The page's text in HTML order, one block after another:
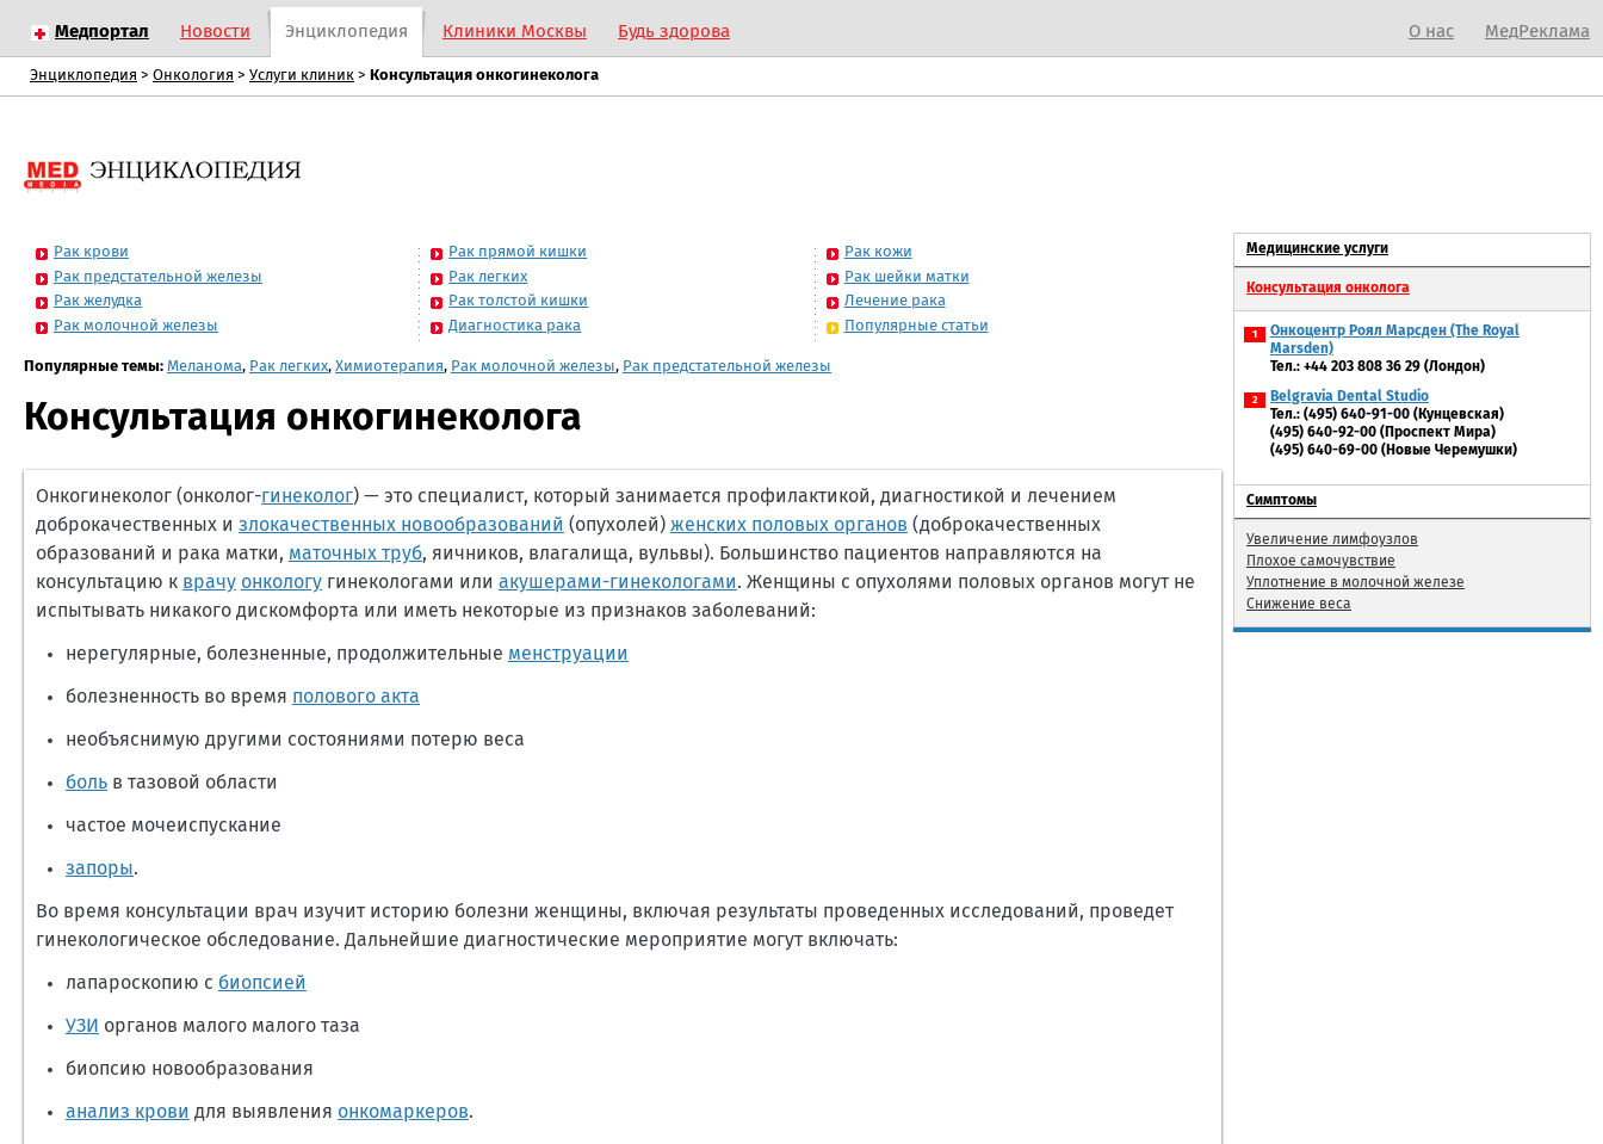
О нас МедРеклама
Медпортал Новости Энциклопедия Клиники Москвы Будь здорова
Энциклопедия > Онкология > Услуги клиник > Консультация онкогинеколога
Рак крови
Рак предстательной железы
Рак желудка
Рак молочной железы
Рак прямой кишки
Рак легких
Рак толстой кишки
Диагностика рака
Рак кожи
Рак шейки матки
Лечение рака
Популярные статьи
Популярные темы: Меланома, Рак легких, Химиотерапия, Рак молочной железы, Рак предстательной железы
Консультация онкогинеколога
Онкогинеколог (онколог-гинеколог) — это специалист, который занимается профилактикой, диагностикой и лечением
доброкачественных и злокачественных новообразований (опухолей) женских половых органов (доброкачественных
образований и рака матки, маточных труб, яичников, влагалища, вульвы). Большинство пациентов направляются на
консультацию к врачу онкологу гинекологами или акушерами-гинекологами. Женщины с опухолями половых органов могут не
испытывать никакого дискомфорта или иметь некоторые из признаков заболеваний:
нерегулярные, болезненные, продолжительные менструации
болезненность во время полового акта
необъяснимую другими состояниями потерю веса
боль в тазовой области
частое мочеиспускание
запоры.
Во время консультации врач изучит историю болезни женщины, включая результаты проведенных исследований, проведет
гинекологическое обследование. Дальнейшие диагностические мероприятие могут включать:
лапароскопию с биопсией
УЗИ органов малого малого таза
биопсию новообразования
анализ крови для выявления онкомаркеров.
Медицинские услуги
Консультация онколога
1
Онкоцентр Роял Марсден (The Royal
Marsden)
Тел.: +44 203 808 36 29 (Лондон)
2
Belgravia Dental Studio
Тел.: (495) 640-91-00 (Кунцевская)
(495) 640-92-00 (Проспект Мира)
(495) 640-69-00 (Новые Черемушки)
Симптомы
Увеличение лимфоузлов
Плохое самочувствие
Уплотнение в молочной железе
Снижение веса